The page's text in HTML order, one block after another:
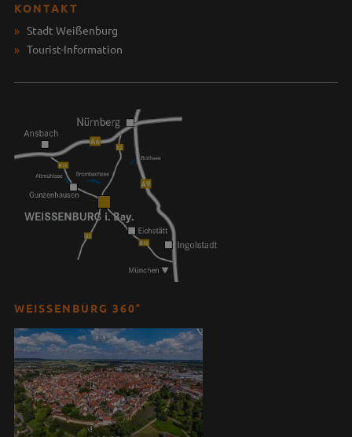
KONTAKT
Stadt Weißenburg
Tourist-Information
WEISSENBURG 360°